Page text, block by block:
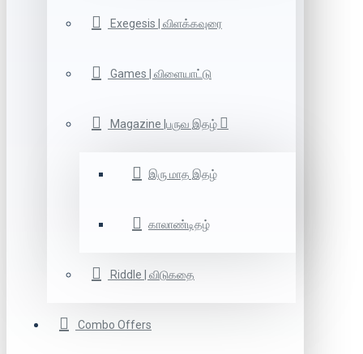
Exegesis | விளக்கவுரை
Games | விளையாட்டு
Magazine |பருவ இதழ்
இரு மாத இதழ்
காலாண்டிதழ்
Riddle | விடுகதை
Combo Offers